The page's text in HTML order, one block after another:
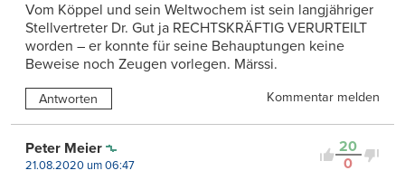
Vom Köppel und sein Weltwochem ist sein langjähriger
Stellvertreter Dr. Gut ja RECHTSKRÄFTIG VERURTEILT
worden – er konnte für seine Behauptungen keine
Beweise noch Zeugen vorlegen. Märssi.
Antworten Kommentar melden
20
0
Peter Meier
21.08.2020 um 06:47